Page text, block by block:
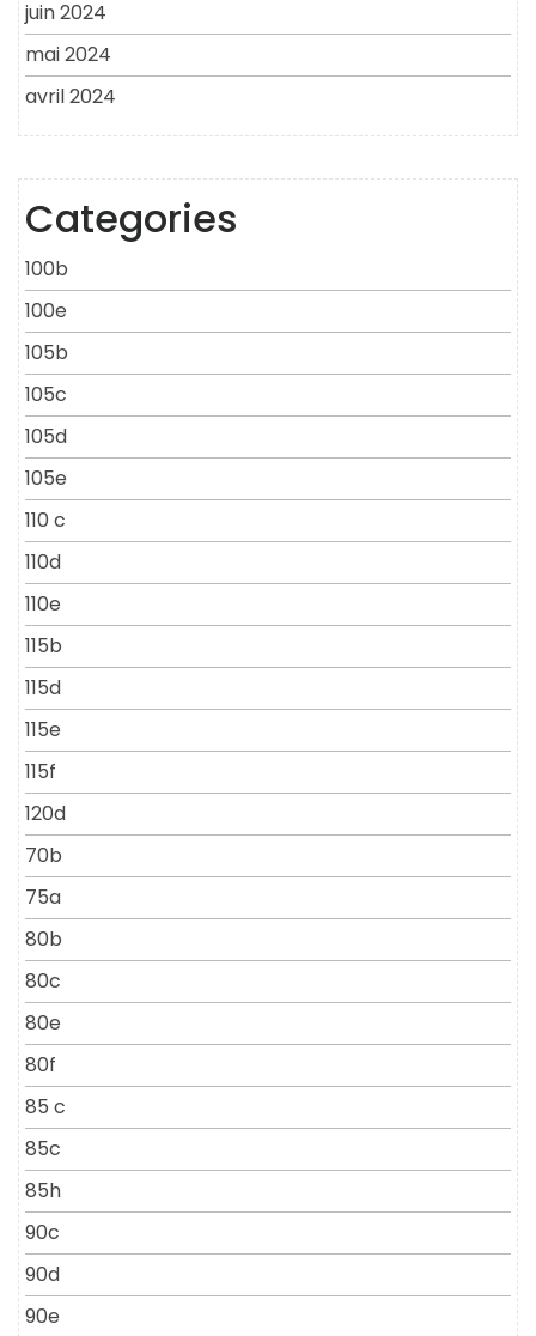
juin 2024
mai 2024
avril 2024
Categories
100b
100e
105b
105c
105d
105e
110 c
110d
110e
115b
115d
115e
115f
120d
70b
75a
80b
80c
80e
80f
85 c
85c
85h
90c
90d
90e